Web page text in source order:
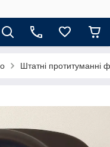
Штатні протитуманні